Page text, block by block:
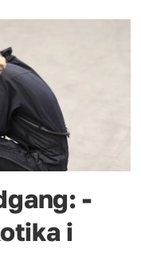
-
i